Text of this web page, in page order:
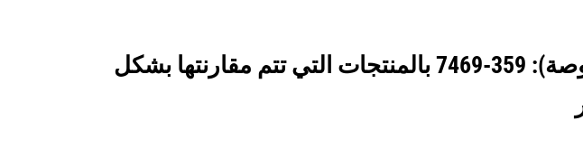
انظر كيف يقارن جرافة القطاعات الجانبية 500 مم (20 بوصة): 359-7469 بالمنتجات التي تتم مقارنتها بشكل